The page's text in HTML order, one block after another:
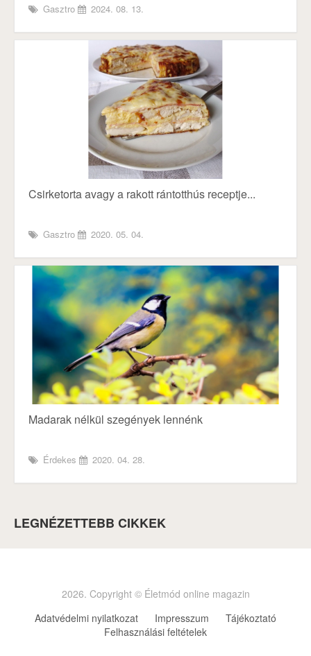
Gasztro 2024. 08. 13.
Csirketorta avagy a rakott rántotthús receptje...
Gasztro 2020. 05. 04.
Madarak nélkül szegények lennénk
Érdekes 2020. 04. 28.
LEGNÉZETTEBB CIKKEK
2026. Copyright © Életmód online magazin
Adatvédelmi nyilatkozat
Impresszum
Tájékoztató
Felhasználási feltételek